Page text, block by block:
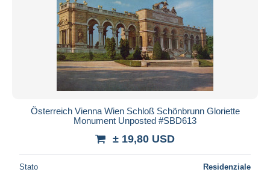
Österreich Vienna Wien Schloß Schönbrunn Gloriette
Monument Unposted #SBD613
± 19,80 USD
Stato Residenziale